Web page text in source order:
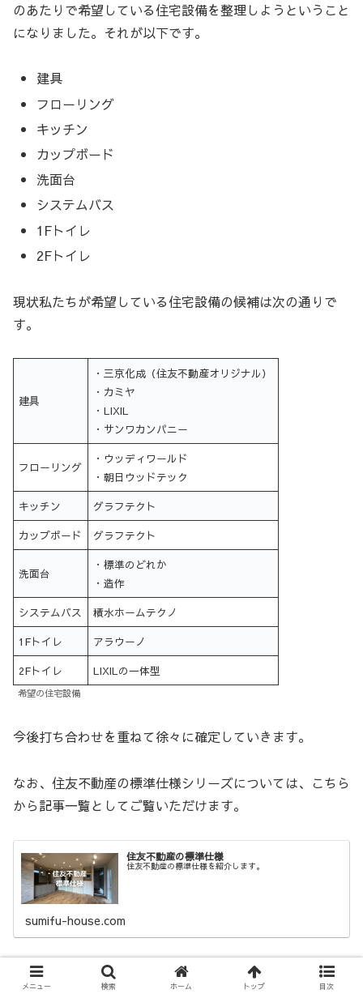
のあたりで希望している住宅設備を整理しようということ
になりました。それが以下です。
建具
フローリング
キッチン
カップボード
洗面台
システムバス
1Fトイレ
2Fトイレ
現状私たちが希望している住宅設備の候補は次の通りで
す。
建具
・三京化成（住友不動産オリジナル）
・カミヤ
・LIXIL
・サンワカンパニー
フローリング
・ウッディワールド
・朝日ウッドテック
キッチン グラフテクト
カップボード グラフテクト
洗面台
・標準のどれか
・造作
システムバス 積水ホームテクノ
1Fトイレ アラウーノ
2Fトイレ LIXILの一体型
希望の住宅設備
今後打ち合わせを重ねて徐々に確定していきます。
なお、住友不動産の標準仕様シリーズについては、こちら
から記事一覧としてご覧いただけます。
住友不動産の標準仕様
住友不動産の標準仕様を紹介します。
sumifu-house.com
基本設計図打ち合わせ④のまとめ
メニュー 検索 ホーム トップ 目次